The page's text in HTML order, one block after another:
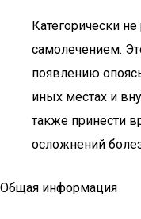
Категорически
самолечением.
появлению
иных местах и
также принести
осложнений
Общая информация